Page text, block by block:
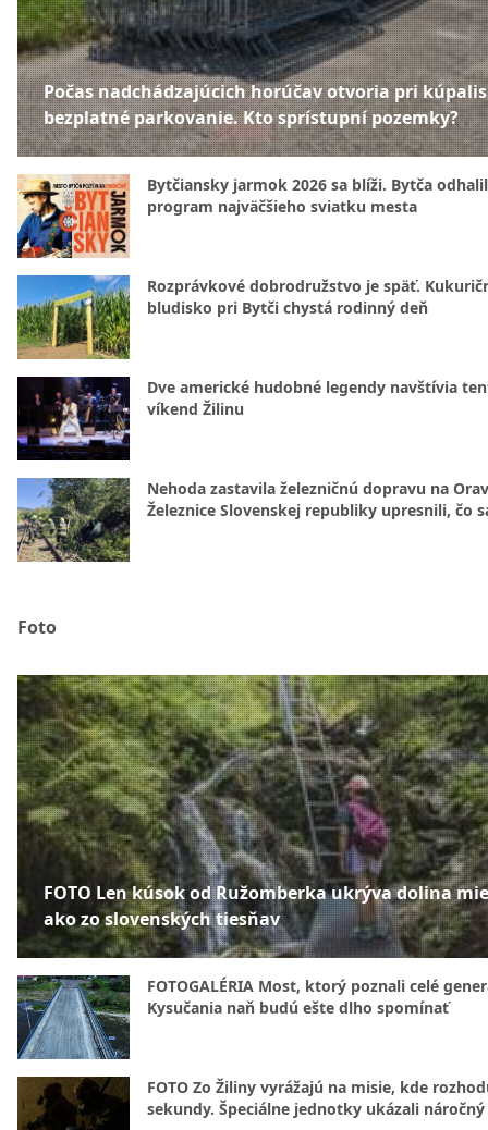
Počas nadchádzajúcich horúčav otvoria pri
bezplatné parkovanie. Kto sprístupní pozemky?
Bytčiansky jarmok 2026 sa blíži. Bytča
program najväčšieho sviatku mesta
Rozprávkové dobrodružstvo je späť.
bludisko pri Bytči chystá rodinný deň
Dve americké hudobné legendy navštívia
víkend Žilinu
Nehoda zastavila železničnú dopravu na
Železnice Slovenskej republiky upresnili, čo
Foto
FOTO Len kúsok od Ružomberka ukrýva dolina
ako zo slovenských tiesňav
FOTOGALÉRIA Most, ktorý poznali celé
Kysučania naň budú ešte dlho spomínať
FOTO Zo Žiliny vyrážajú na misie, kde
sekundy. Špeciálne jednotky ukázali